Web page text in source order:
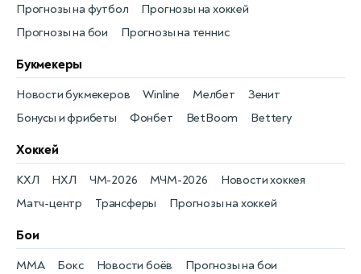
Прогнозы на футбол
Прогнозы на хоккей
Прогнозы на бои Прогнозы на теннис
Букмекеры
Бонусы и фрибеты
Новости букмекеров
Фонбет
Winline
BetBoom
Мелбет
Bettery
Зенит
Хоккей
Новости хоккея
КХЛ
Матч-центр
НХЛ
Трансферы
ЧМ-2026
Прогнозы на хоккей
МЧМ-2026
Бои
Новости боёв
MMA Прогнозы на бои
Бокс